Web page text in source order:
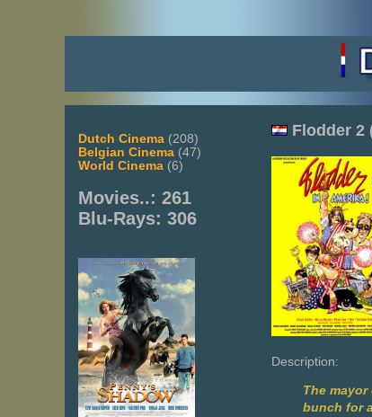
Dutch Cinema (208)
Belgian Cinema (47)
World Cinema (6)
Movies..: 261
Blu-Rays: 306
Flodder 2
Description:
The
bunch for